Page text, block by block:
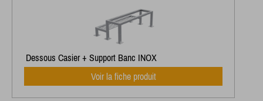
Dessous Casier + Support Banc INOX
Voir la fiche produit